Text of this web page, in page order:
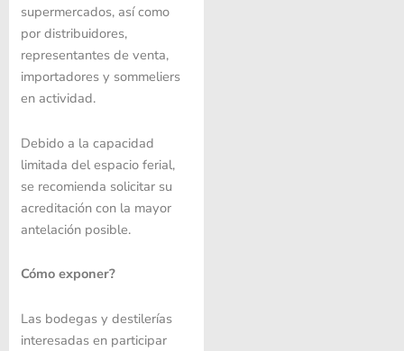
supermercados, así como
por distribuidores,
representantes de venta,
importadores y sommeliers
en actividad.
Debido a la capacidad
limitada del espacio ferial,
se recomienda solicitar su
acreditación con la mayor
antelación posible.
Cómo exponer?
Las bodegas y destilerías
interesadas en participar